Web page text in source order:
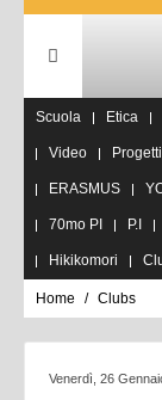
Scuola Etica
Video Progetti
ERASMUS
70mo PI P.I
Hikikomori
Home Clubs
Venerdì, 26